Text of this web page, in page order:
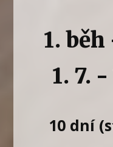
1.
1. 7.
10 dní